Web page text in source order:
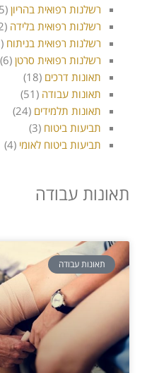
רשלנות רפואית בהריון (15)
רשלנות רפואית בלידה (32)
רשלנות רפואית בניתוח (7)
רשלנות רפואית סרטן (6)
תאונות דרכים (18)
תאונות עבודה (51)
תאונות תלמידים (24)
תביעות ביטוח (3)
תביעות ביטוח לאומי (4)
תאונות עבודה
תאונות עבודה